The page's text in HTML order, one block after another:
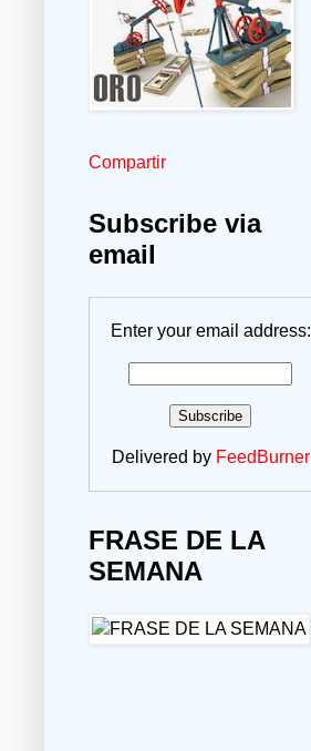
Compartir
Subscribe via
email
Enter your email address:
Delivered by FeedBurner
FRASE DE LA
SEMANA